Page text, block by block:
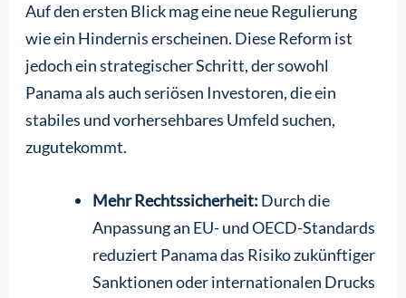
Auf den ersten Blick mag eine neue Regulierung
wie ein Hindernis erscheinen. Diese Reform ist
jedoch ein strategischer Schritt, der sowohl
Panama als auch seriösen Investoren, die ein
stabiles und vorhersehbares Umfeld suchen,
zugutekommt.
Mehr Rechtssicherheit: Durch die
Anpassung an EU- und OECD-Standards
reduziert Panama das Risiko zukünftiger
Sanktionen oder internationalen Drucks